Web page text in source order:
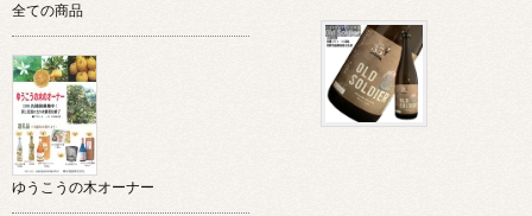
全ての商品
ゆうこうの木オーナー